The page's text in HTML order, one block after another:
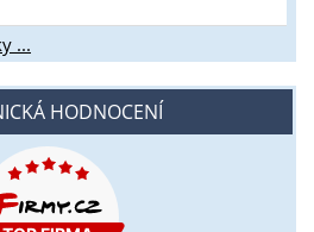
...
HODNOCENÍ